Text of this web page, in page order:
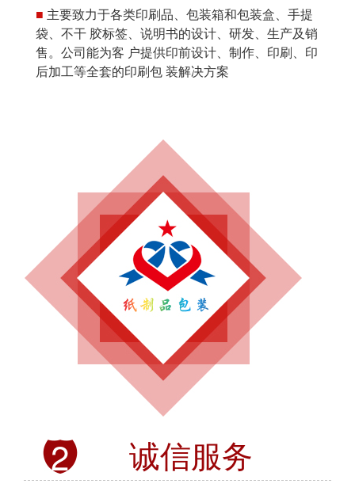
■ 主要致力于各类印刷品、包装箱和包装盒、手提
袋、不干 胶标签、说明书的设计、研发、生产及销
售。公司能为客 户提供印前设计、制作、印刷、印
后加工等全套的印刷包 装解决方案
2 诚信服务